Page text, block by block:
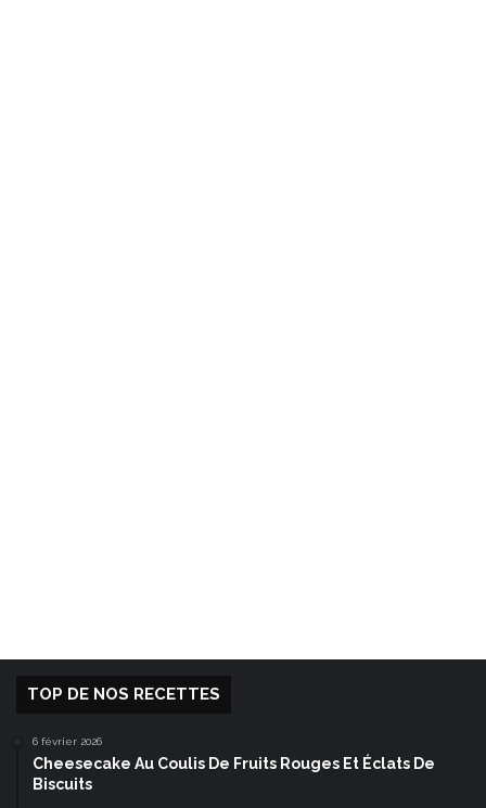
TOP DE NOS RECETTES
6 février 2026
Cheesecake Au Coulis De Fruits Rouges Et Éclats De
Biscuits